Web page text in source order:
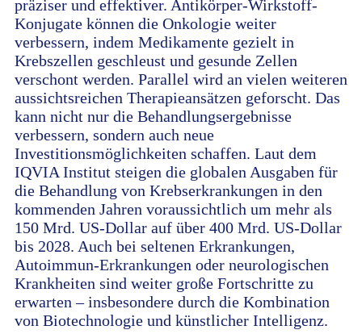
präziser und effektiver. Antikörper-Wirkstoff-
Konjugate können die Onkologie weiter
verbessern, indem Medikamente gezielt in
Krebszellen geschleust und gesunde Zellen
verschont werden. Parallel wird an vielen weiteren
aussichtsreichen Therapieansätzen geforscht. Das
kann nicht nur die Behandlungsergebnisse
verbessern, sondern auch neue
Investitionsmöglichkeiten schaffen. Laut dem
IQVIA Institut steigen die globalen Ausgaben für
die Behandlung von Krebserkrankungen in den
kommenden Jahren voraussichtlich um mehr als
150 Mrd. US-Dollar auf über 400 Mrd. US-Dollar
bis 2028. Auch bei seltenen Erkrankungen,
Autoimmun-Erkrankungen oder neurologischen
Krankheiten sind weiter große Fortschritte zu
erwarten – insbesondere durch die Kombination
von Biotechnologie und künstlicher Intelligenz.